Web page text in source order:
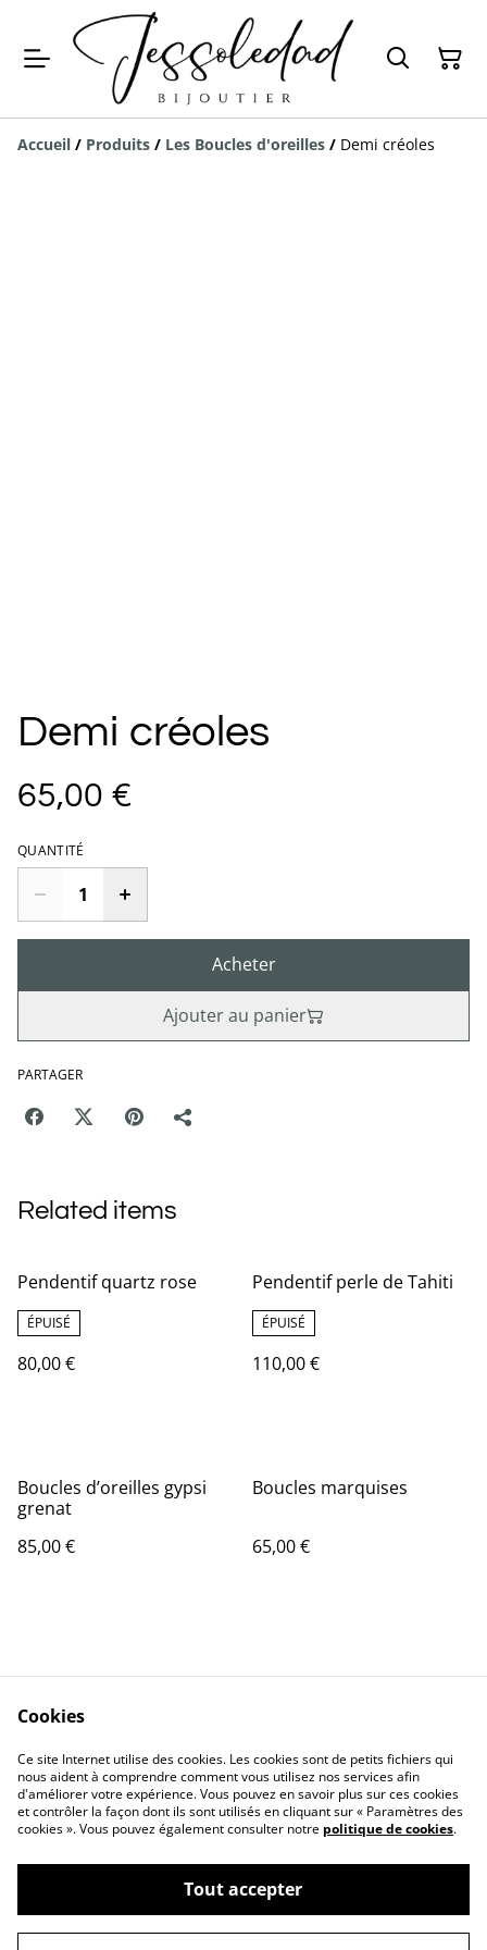
Accueil / Produits / Les Boucles d'oreilles / Demi créoles
Demi créoles
65,00 €
QUANTITÉ
Acheter
Ajouter au panier
PARTAGER
Related items
Pendentif quartz rose
ÉPUISÉ
80,00 €
Pendentif perle de Tahiti
ÉPUISÉ
110,00 €
Boucles d’oreilles gypsi
grenat
85,00 €
Boucles marquises
65,00 €
Contactez-moi
Privacy Policy
Cookie Policy
Legal Terms
©2026Jessoledad
Cookies
Ce site Internet utilise des cookies. Les cookies sont de petits fichiers qui
nous aident à comprendre comment vous utilisez nos services afin
d'améliorer votre expérience. Vous pouvez en savoir plus sur ces cookies
et contrôler la façon dont ils sont utilisés en cliquant sur « Paramètres des
cookies ». Vous pouvez également consulter notre politique de cookies.
Tout accepter